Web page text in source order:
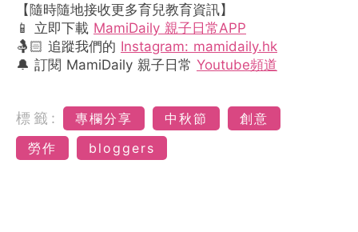
【隨時隨地接收更多育兒教育資訊】
📱 立即下載 MamiDaily 親子日常APP
🤱🏻 追蹤我們的 Instagram: mamidaily.hk
🔔 訂閱 MamiDaily 親子日常 Youtube頻道
標籤: 專欄分享 中秋節
創意
勞作
bloggers